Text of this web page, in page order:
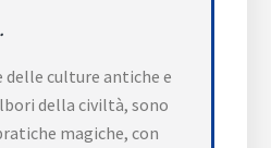
culture antiche e
della civiltà, sono
magiche, con